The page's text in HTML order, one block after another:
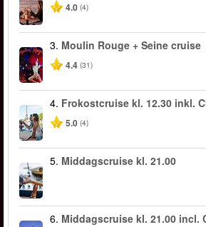
4.0 (4)
3. Moulin Rouge + Seine cruise
4.4 (31)
4. Frokostcruise kl. 12.30 inkl.
5.0 (4)
5. Middagscruise kl. 21.00
6. Middagscruise kl. 21.00 incl.